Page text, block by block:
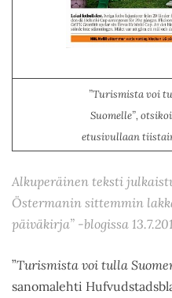
”Turismista voi
Suomelle”,
etusivullaan
Alkuperäinen teksti
Östermanin sittemmin
päiväkirja” -blogissa
”Turismista voi tulla
sanomalehti